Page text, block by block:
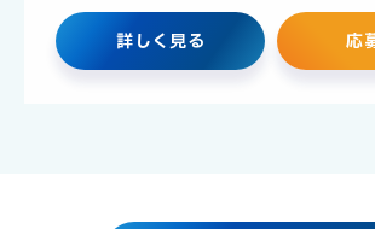
詳しく見る 応